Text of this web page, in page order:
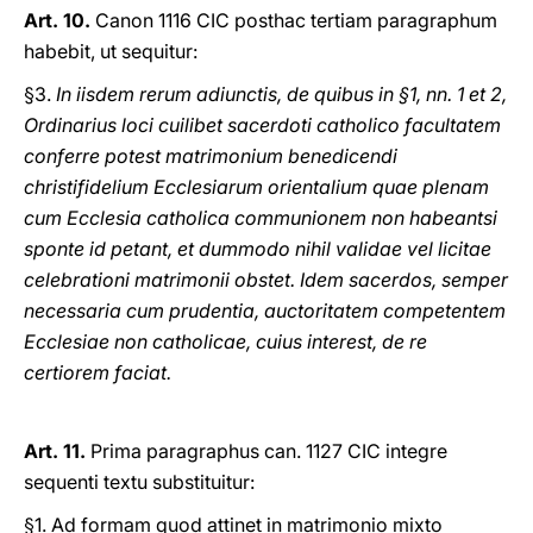
Art. 10. Canon 1116 CIC posthac tertiam paragraphum
habebit, ut sequitur:
§3. In iisdem rerum adiunctis, de quibus in §1, nn. 1 et 2,
Ordinarius loci cuilibet sacerdoti catholico facultatem
conferre potest matrimonium benedicendi
christifidelium Ecclesiarum orientalium quae plenam
cum Ecclesia catholica communionem non habeantsi
sponte id petant, et dummodo nihil validae vel licitae
celebrationi matrimonii obstet. Idem sacerdos, semper
necessaria cum prudentia, auctoritatem competentem
Ecclesiae non catholicae, cuius interest, de re
certiorem faciat.
Art. 11. Prima paragraphus can. 1127 CIC integre
sequenti textu substituitur:
§1. Ad formam quod attinet in matrimonio mixto